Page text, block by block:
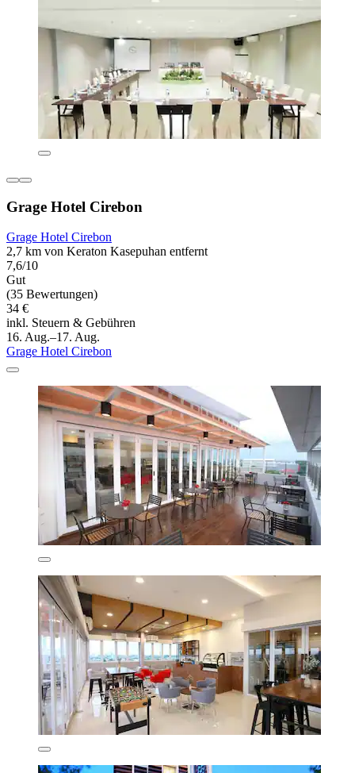
Grage Hotel Cirebon
Grage Hotel Cirebon
2,7 km von Keraton Kasepuhan entfernt
7,6/10
Gut
(35 Bewertungen)
34 €
inkl. Steuern & Gebühren
16. Aug.–17. Aug.
Grage Hotel Cirebon